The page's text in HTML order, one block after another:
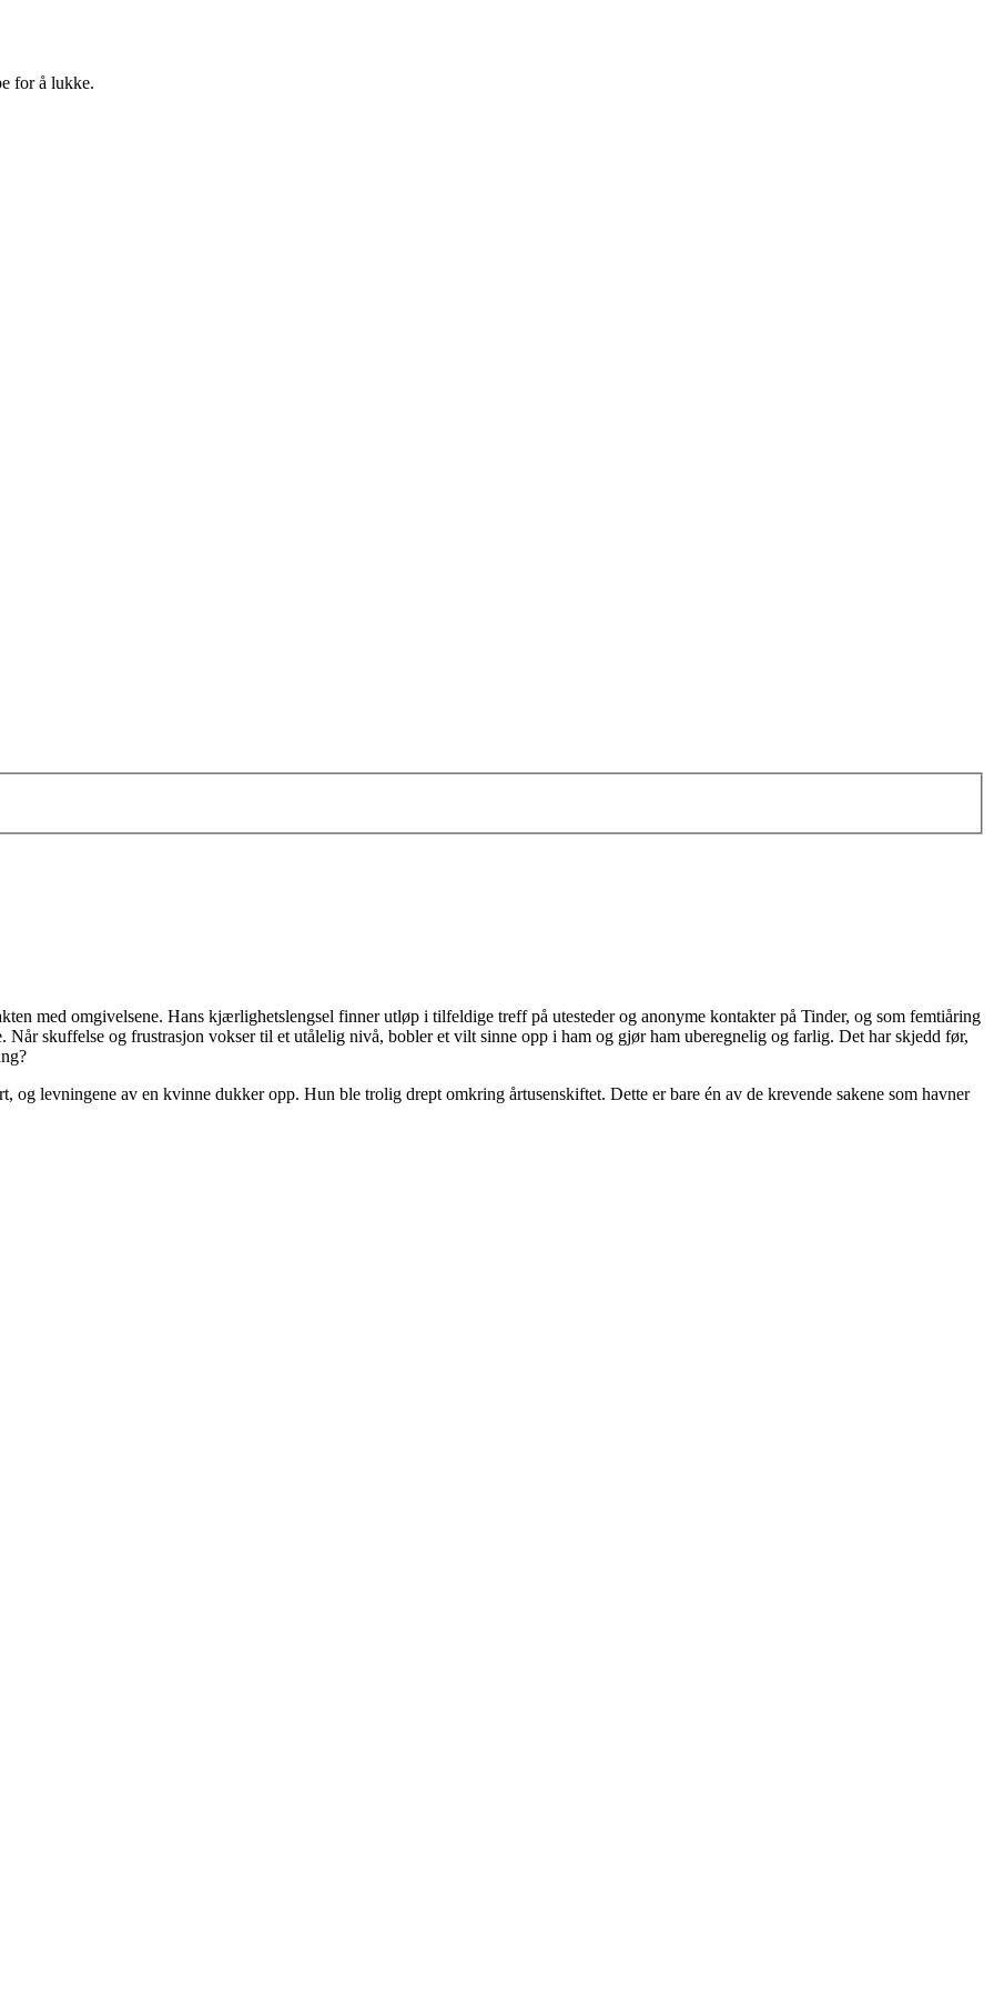
for å lukke.
med omgivelsene. Hans kjærlighetslengsel finner utløp i tilfeldige treff på utesteder og anonyme kontakter på Tinder, og som femtiåring
Når skuffelse og frustrasjon vokser til et utålelig nivå, bobler et vilt sinne opp i ham og gjør ham uberegnelig og farlig. Det har skjedd før,
og levningene av en kvinne dukker opp. Hun ble trolig drept omkring årtusenskiftet. Dette er bare én av de krevende sakene som havner